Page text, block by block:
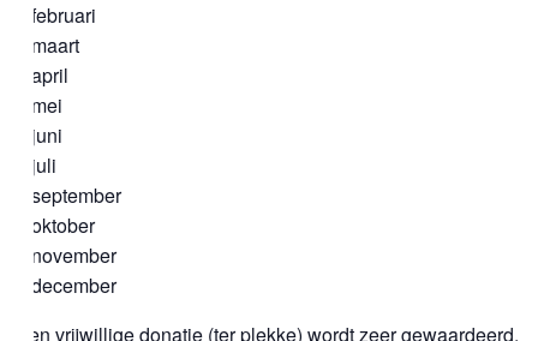
6 februari
6 maart
3 april
1 mei
5 juni
3 juli
4 september
2 oktober
6 november
4 december
Een vrijwillige donatie (ter plekke) wordt zeer gewaardeerd.